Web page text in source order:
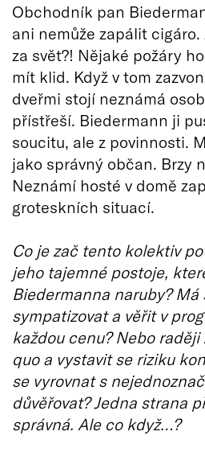
Obchodník pan
ani nemůže zapálit
za svět?! Nějaké požáry
mít klid. Když v tom
dveřmi stojí neznámá
přístřeší. Biedermann ji
soucitu, ale z povinnosti.
jako správný občan. Brzy
Neznámí hosté v domě
groteskních situací.
Co je zač tento kolektiv
jeho tajemné postoje,
Biedermanna naruby? Má
sympatizovat a věřit v
každou cenu? Nebo
quo a vystavit se riziku
se vyrovnat s
důvěřovat? Jedna strana
správná. Ale co když…?